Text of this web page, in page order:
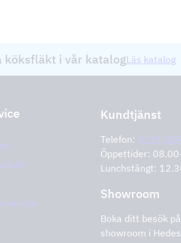
i vår katalogLäs katalog
service
Kundtjänst
Telefon: 0291-
Öppettider:
Lunchstängt:
Showroom
Boka ditt besök
showroom i